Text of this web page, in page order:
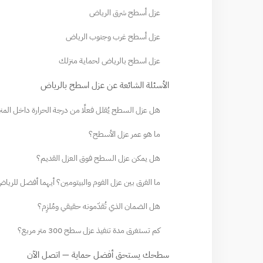
عزل أسطح شرق الرياض
عزل أسطح غرب وجنوب الرياض
عزل اسطح بالرياض لحماية منزلك
الأسئلة الشائعة عن عزل اسطح بالرياض
هل عزل السطح يُقلل فعلًا من درجة الحرارة داخل
ما هو عمر عزل الأسطح؟
هل يمكن عزل السطح فوق العزل القديم؟
ما الفرق بين عزل الفوم والبيتومين؟ أيهما أفضل
هل الضمان الذي تُقدّمونه حقيقي ومُلزِم؟
كم تستغرق مدة تنفيذ عزل سطح 300 متر مربع؟
سطحك يستحق أفضل حماية — اتصل الآن